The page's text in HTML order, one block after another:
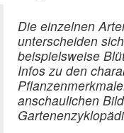
Die einzelnen
unterscheiden
beispielsweise
Infos zu den
anschaulichen